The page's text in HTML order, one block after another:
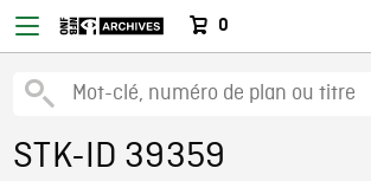
0
STK-ID 39359